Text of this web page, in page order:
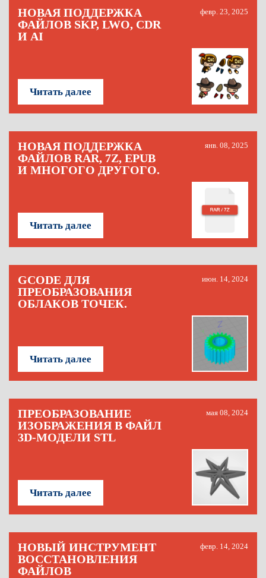
НОВАЯ ПОДДЕРЖКА
ФАЙЛОВ SKP, LWO, CDR
И AI
февр. 23, 2025
Читать далее
НОВАЯ ПОДДЕРЖКА
ФАЙЛОВ RAR, 7Z, EPUB
И МНОГОГО ДРУГОГО.
янв. 08, 2025
Читать далее
GCODE ДЛЯ
ПРЕОБРАЗОВАНИЯ
ОБЛАКОВ ТОЧЕК.
июн. 14, 2024
Читать далее
ПРЕОБРАЗОВАНИЕ
ИЗОБРАЖЕНИЯ В ФАЙЛ
3D-МОДЕЛИ STL
мая 08, 2024
Читать далее
НОВЫЙ ИНСТРУМЕНТ
ВОССТАНОВЛЕНИЯ
ФАЙЛОВ
февр. 14, 2024